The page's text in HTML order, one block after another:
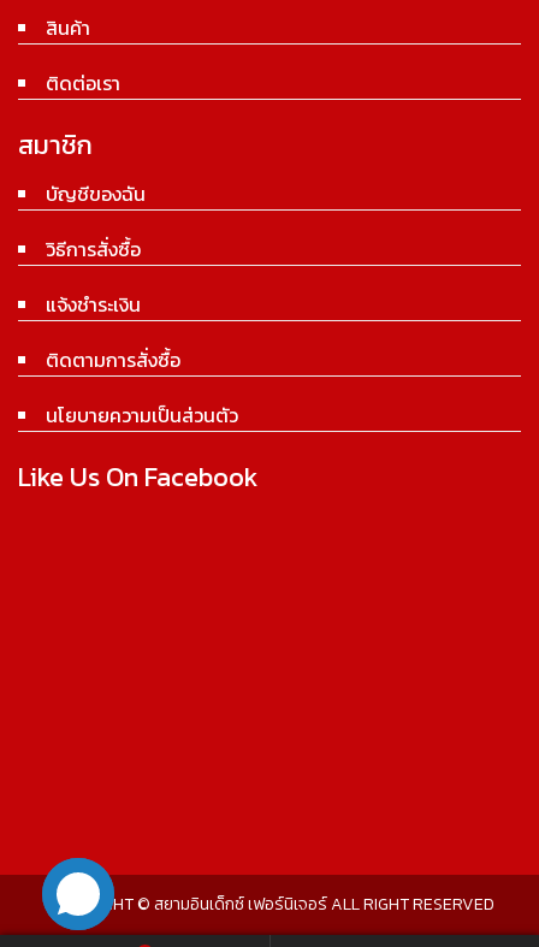
สินค้า
ติดต่อเรา
สมาชิก
บัญชีของฉัน
วิธีการสั่งซื้อ
แจ้งชำระเงิน
ติดตามการสั่งซื้อ
นโยบายความเป็นส่วนตัว
Like Us On Facebook
COPYRIGHT © สยามอินเด็กซ์ เฟอร์นิเจอร์ ALL RIGHT RESERVED